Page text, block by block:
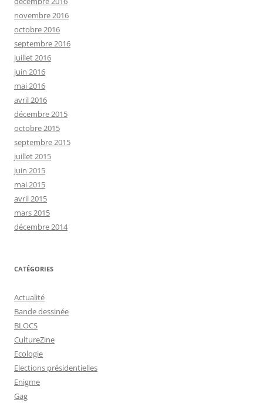
novembre 2016
octobre 2016
septembre 2016
juillet 2016
juin 2016
mai 2016
avril 2016
décembre 2015
octobre 2015
septembre 2015
juillet 2015
juin 2015
mai 2015
avril 2015
mars 2015
décembre 2014
CATÉGORIES
Actualité
Bande dessinée
BLOCS
CultureZine
Ecologie
Elections présidentielles
Enigme
Gag